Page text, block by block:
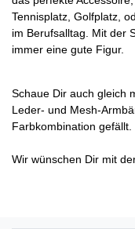
Tennisplatz, Golfplatz,
im Berufsalltag. Mit der
immer eine gute Figur.
Schaue Dir auch gleich
Leder- und Mesh-
Farbkombination gefällt.
Wir wünschen Dir mit